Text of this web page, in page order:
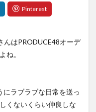
んはPRODUCE48オーデ
ね。
ラブラブな日常を送っ
くないくらい仲良しな